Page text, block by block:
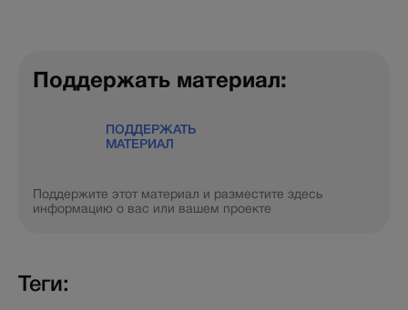
Поддержать материал:
ПОДДЕРЖАТЬ
МАТЕРИАЛ
Поддержите этот материал и разместите здесь
информацию о вас или вашем проекте
Теги: